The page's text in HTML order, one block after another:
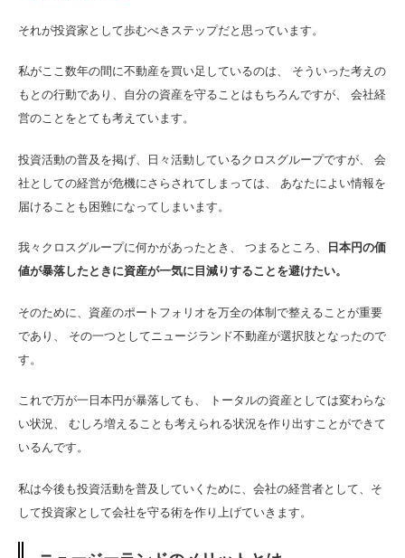
それが投資家として歩むべきステップだと思っています。
私がここ数年の間に不動産を買い足しているのは、 そういった考えの
もとの行動であり、自分の資産を守ることはもちろんですが、 会社経
営のことをとても考えています。
投資活動の普及を掲げ、日々活動しているクロスグループですが、 会
社としての経営が危機にさらされてしまっては、 あなたによい情報を
届けることも困難になってしまいます。
我々クロスグループに何かがあったとき、 つまるところ、
日本円の価
値が暴落したときに資産が一気に目減りすることを避けたい。
そのために、資産のポートフォリオを万全の体制で整えることが重要
であり、 その一つとしてニュージランド不動産が選択肢となったので
す。
これで万が一日本円が暴落しても、 トータルの資産としては変わらな
い状況、 むしろ増えることも考えられる状況を作り出すことができて
いるんです。
私は今後も投資活動を普及していくために、会社の経営者として、そ
して投資家として会社を守る術を作り上げていきます。